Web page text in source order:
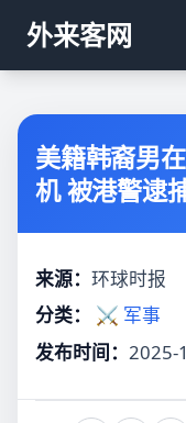
外来客网
美籍韩裔男
机 被港警逮
来源： 环球时报
分类：
⚔️ 军事
发布时间： 2025-